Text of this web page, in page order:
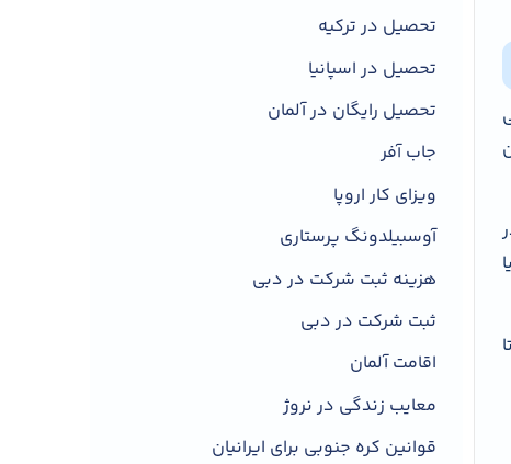
در مقابل، مدارس و مؤسسات خصوصی شهریه بالاتری دارند. میانگین شهریه سالانه در این مؤسسات بین ۶٬۰۰۰ تا
تحصیل در ترکیه
تحصیل در اسپانیا
تحصیل رایگان در آلمان
جاب آفر
ویزای کار اروپا
آوسبیلدونگ پرستاری
هزینه ثبت شرکت در دبی
ثبت شرکت در دبی
اقامت آلمان
معایب زندگی در نروژ
قوانین کره جنوبی برای ایرانیان